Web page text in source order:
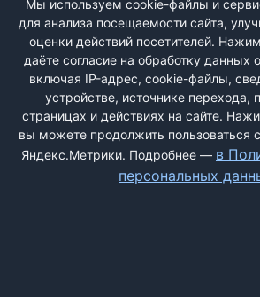
РЕГИСТРАЦИЯ
Быстрая регистрациячерез соцсети:
Мы используем cookie-файлы и
для анализа посещаемости сайта,
оценки действий посетителей.
даёте согласие на обработку данных
включая IP-адрес, cookie-файлы,
устройстве, источнике перехода,
страницах и действиях на сайте.
вы можете продолжить пользоваться
Яндекс.Метрики. Подробнее — в
персональных